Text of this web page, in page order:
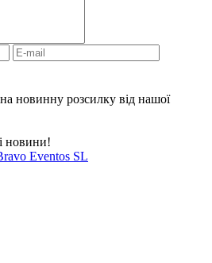
новинну розсилку від нашої
новини!